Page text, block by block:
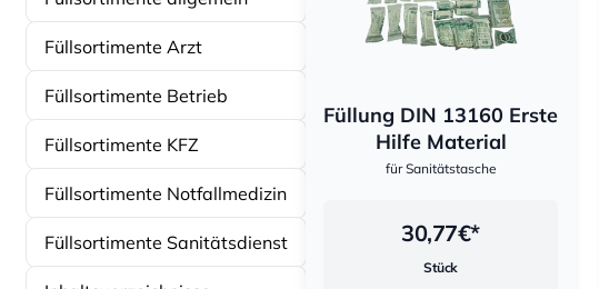
Füllsortimente Arzt
Füllsortimente Betrieb
Füllsortimente KFZ
Füllsortimente Notfallmedizin
Füllsortimente Sanitätsdienst
Füllung DIN 13160 Erste
Hilfe Material
für Sanitätstasche
30,77€*
Stück